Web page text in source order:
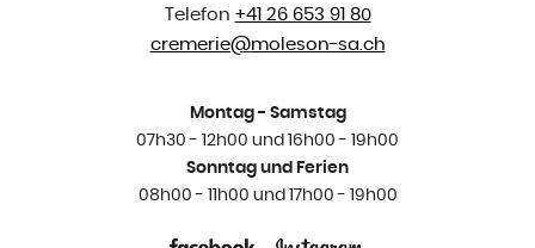
Telefon +41 26 653 91 80
cremerie@moleson-sa.ch
Montag - Samstag
07h30 - 12h00 und 16h00 - 19h00
Sonntag und Ferien
08h00 - 11h00 und 17h00 - 19h00